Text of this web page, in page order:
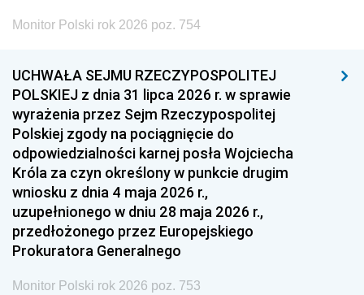
Monitor Polski rok 2026 poz. 754
UCHWAŁA SEJMU RZECZYPOSPOLITEJ
POLSKIEJ z dnia 31 lipca 2026 r. w sprawie
wyrażenia przez Sejm Rzeczypospolitej
Polskiej zgody na pociągnięcie do
odpowiedzialności karnej posła Wojciecha
Króla za czyn określony w punkcie drugim
wniosku z dnia 4 maja 2026 r.,
uzupełnionego w dniu 28 maja 2026 r.,
przedłożonego przez Europejskiego
Prokuratora Generalnego
Monitor Polski rok 2026 poz. 753